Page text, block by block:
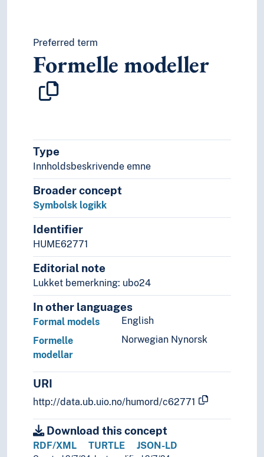
Transcendental logikk
Utsagnslogikk
Vaisesika
Folkegrupper
Formtermer
Geografiske navn og historiske stedsnavn
Helse
Historie og historiefaget
Humaniora
Informatikk og informasjonsteknologi
Ingeniørfag
Kulturkunnskap
Kunst
Lingvistikk
Litteratur
Navn, personer og skikkelser
Næringsliv og økonomi
Pedagogikk
Psykologi
Realfag
Matematikk
Abakuser
Algebra
Anvendt matematikk
Etnomatematikk
Geometri
Gresk matematikk
Preferred term
Formelle modeller
Type
Innholdsbeskrivende emne
Broader concept
Symbolsk logikk
Identifier
HUME62771
Editorial note
Lukket bemerkning: ubo24
In other languages
English
Formal models
Norwegian Nynorsk
Formelle
modellar
URI
http://data.ub.uio.no/humord/c62771
Download this concept
RDF/XML TURTLE JSON-LD